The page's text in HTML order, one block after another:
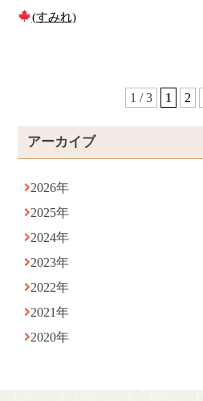
アーカイブ
2026年
2025年
2024年
2023年
2022年
2021年
2020年
(すみれ)
1 / 3 1 2